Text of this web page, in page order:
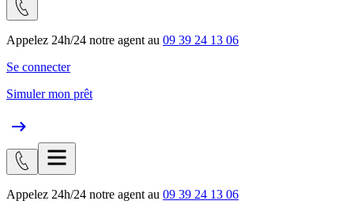
Appelez 24h/24 notre agent au 09 39 24 13 06
Se connecter
Simuler mon prêt
Appelez 24h/24 notre agent au 09 39 24 13 06